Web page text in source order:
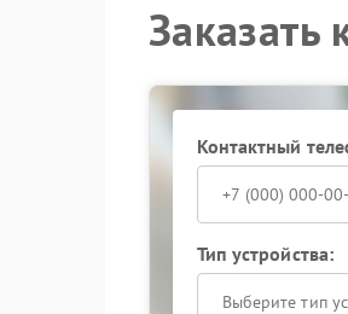
Заказать
Контактный
Тип устройства:
Выберите тип